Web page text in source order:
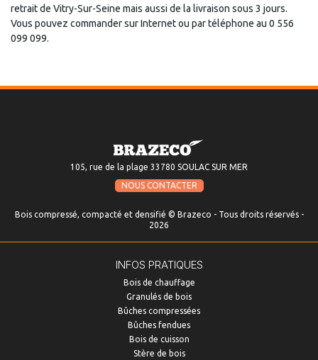
retrait de Vitry-Sur-Seine mais aussi de la livraison sous 3 jours.
Vous pouvez commander sur Internet ou par téléphone au 0 556
099 099.
105, rue de la plage 33780 SOULAC SUR MER
NOUS CONTACTER
Bois compressé, compacté et densifié © Brazeco - Tous droits réservés -
2026
INFOS PRATIQUES
Bois de chauffage
Granulés de bois
Bûches compressées
Bûches fendues
Bois de cuisson
Stère de bois